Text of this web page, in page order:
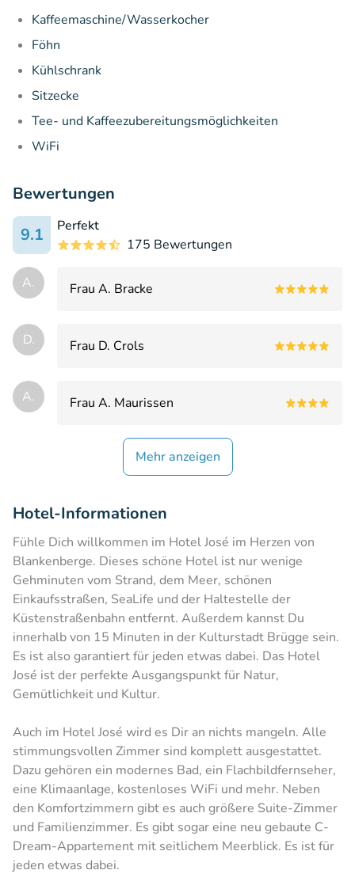
Kaffeemaschine/Wasserkocher
Föhn
Kühlschrank
Sitzecke
Tee- und Kaffeezubereitungsmöglichkeiten
WiFi
Bewertungen
9.1
Perfekt
175 Bewertungen
A. Frau A. Bracke
D. Frau D. Crols
A. Frau A. Maurissen
Mehr anzeigen
Hotel-Informationen
Fühle Dich willkommen im Hotel José im Herzen von
Blankenberge. Dieses schöne Hotel ist nur wenige
Gehminuten vom Strand, dem Meer, schönen
Einkaufsstraßen, SeaLife und der Haltestelle der
Küstenstraßenbahn entfernt. Außerdem kannst Du
innerhalb von 15 Minuten in der Kulturstadt Brügge sein.
Es ist also garantiert für jeden etwas dabei. Das Hotel
José ist der perfekte Ausgangspunkt für Natur,
Gemütlichkeit und Kultur.
Auch im Hotel José wird es Dir an nichts mangeln. Alle
stimmungsvollen Zimmer sind komplett ausgestattet.
Dazu gehören ein modernes Bad, ein Flachbildfernseher,
eine Klimaanlage, kostenloses WiFi und mehr. Neben
den Komfortzimmern gibt es auch größere Suite-Zimmer
und Familienzimmer. Es gibt sogar eine neu gebaute C-
Dream-Appartement mit seitlichem Meerblick. Es ist für
jeden etwas dabei.